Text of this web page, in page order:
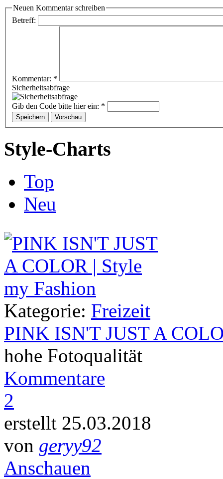
Neuen Kommentar schreiben
Betreff:
Kommentar: *
Sicherheitsabfrage
Gib den Code bitte hier ein: *
Style-Charts
Top
Neu
Kategorie: Freizeit
PINK ISN'T JUST A
hohe Fotoqualität
Kommentare
2
erstellt 25.03.2018
von geryy92
Anschauen